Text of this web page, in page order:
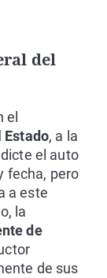
del
el
, a la
el auto
fecha, pero
a este
la
de
de sus